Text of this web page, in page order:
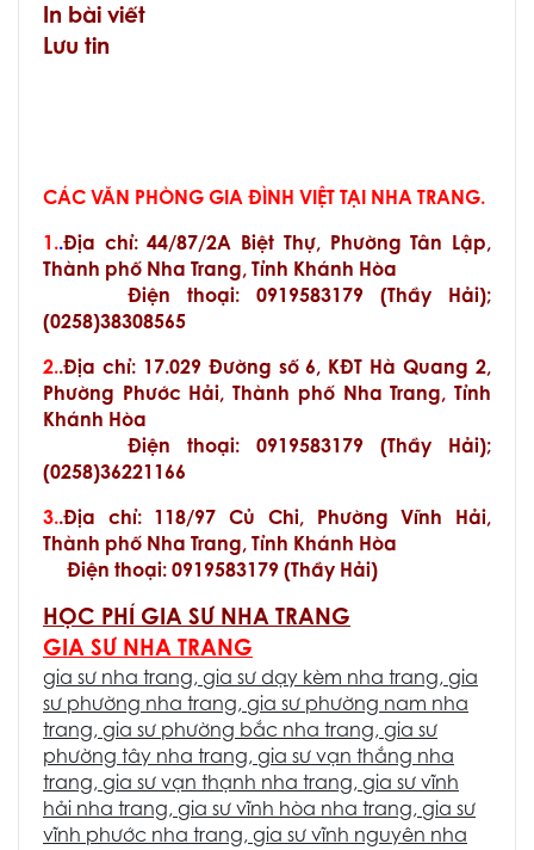
In bài viết
Lưu tin
CÁC VĂN PHÒNG GIA ĐÌNH VIỆT TẠI NHA TRANG.
1..Địa chỉ: 44/87/2A Biệt Thự, Phường Tân Lập,
Thành phố Nha Trang, Tỉnh Khánh Hòa
Điện thoại: 0919583179 (Thầy Hải);
(0258)38308565
2..Địa chỉ: 17.029 Đường số 6, KĐT Hà Quang 2,
Phường Phước Hải, Thành phố Nha Trang, Tỉnh
Khánh Hòa
Điện thoại: 0919583179 (Thầy Hải);
(0258)36221166
3..Địa chỉ: 118/97 Củ Chi, Phường Vĩnh Hải,
Thành phố Nha Trang, Tỉnh Khánh Hòa
Điện thoại: 0919583179 (Thầy Hải)
HỌC PHÍ GIA SƯ NHA TRANG
GIA SƯ NHA TRANG
gia sư nha trang, gia sư dạy kèm nha trang, gia
sư phường nha trang, gia sư phường nam nha
trang, gia sư phường bắc nha trang, gia sư
phường tây nha trang, gia sư vạn thắng nha
trang, gia sư vạn thạnh nha trang, gia sư vĩnh
hải nha trang, gia sư vĩnh hòa nha trang, gia sư
vĩnh phước nha trang, gia sư vĩnh nguyên nha